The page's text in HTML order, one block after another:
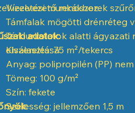
munkákhoz.
Vízelvezető rendszerek
Támfalak mögötti drénréteg
Térburkolatok alatti ágyazati
elválasztása
adatok:
Kiszerelés: 75 m²/tekercs
Anyag: polipropilén (PP)
Tömeg: 100 g/m²
Szín: fekete
Szélesség: jellemzően 1,5 m